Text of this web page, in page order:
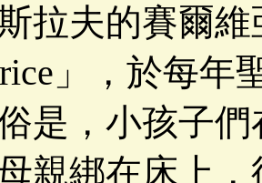
夫的賽爾維
」，於每
是，小孩子
親綁在床上